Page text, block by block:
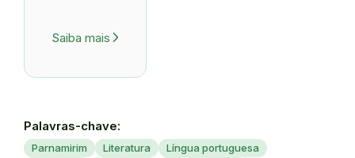
Saiba mais arrow_forward_ios
Palavras-chave:
Parnamirim Literatura
Língua portuguesa